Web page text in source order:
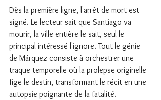
Dès la première ligne, l'arrêt de mort est
signé. Le lecteur sait que Santiago va
mourir, la ville entière le sait, seul le
principal intéressé l'ignore. Tout le génie
de Márquez consiste à orchestrer une
traque temporelle où la prolepse originelle
fige le destin, transformant le récit en une
autopsie poignante de la fatalité.